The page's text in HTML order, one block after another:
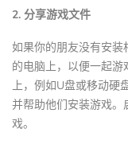
2. 分享游戏文件
如果你的朋友没有安装
的电脑上，以便一起
上，例如U盘或移动硬
并帮助他们安装游戏
戏。